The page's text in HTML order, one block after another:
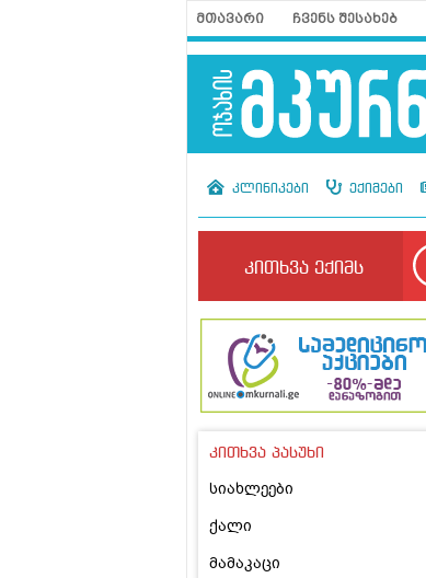
მთავარი ჩვენს შესახებ
კლინიკები ექიმები
კითხვა ექიმს
კითხვა პასუხი
სიახლეები
ქალი
მამაკაცი